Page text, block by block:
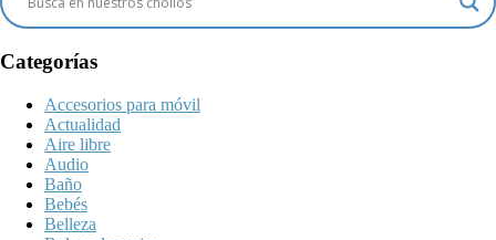
Categorías
Accesorios para móvil
Actualidad
Aire libre
Audio
Baño
Bebés
Belleza